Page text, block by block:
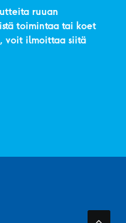
ruuan
toimintaa tai koet
voit ilmoittaa siitä